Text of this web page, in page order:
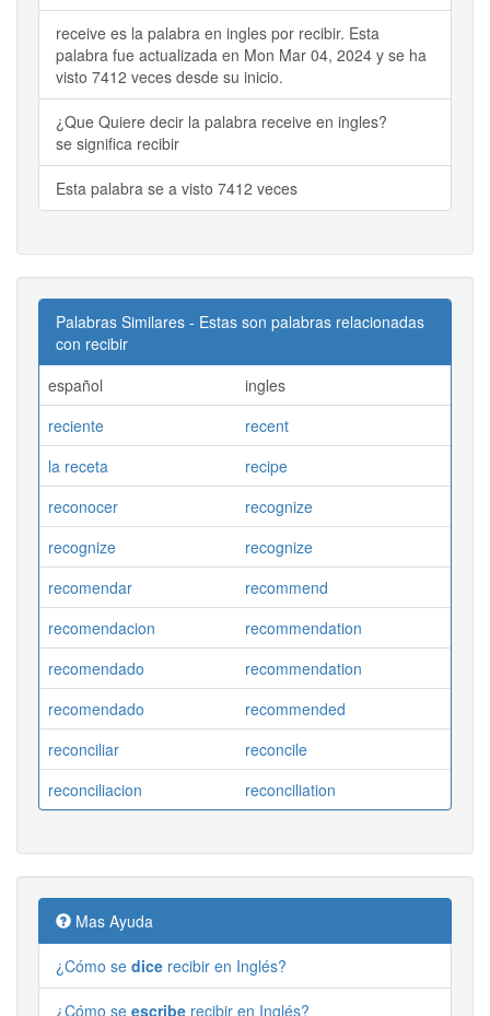
receive es la palabra en ingles por recibir. Esta
palabra fue actualizada en Mon Mar 04, 2024 y se ha
visto 7412 veces desde su inicio.
¿Que Quiere decir la palabra receive en ingles?
se significa recibir
Esta palabra se a visto 7412 veces
Palabras Similares - Estas son palabras relacionadas
con recibir
español
ingles
reciente
recent
la receta
recipe
reconocer
recognize
recognize
recognize
recomendar
recommend
recomendacion
recommendation
recomendado
recommendation
recomendado
recommended
reconciliar
reconcile
reconciliacion
reconciliation
Mas Ayuda
¿Cómo se dice recibir en Inglés?
¿Cómo se escribe recibir en Inglés?